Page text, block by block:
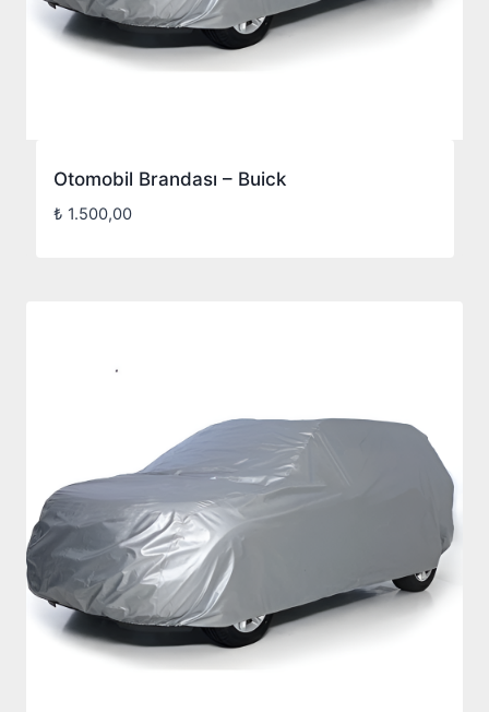
Otomobil Brandası – Buick
₺ 1.500,00